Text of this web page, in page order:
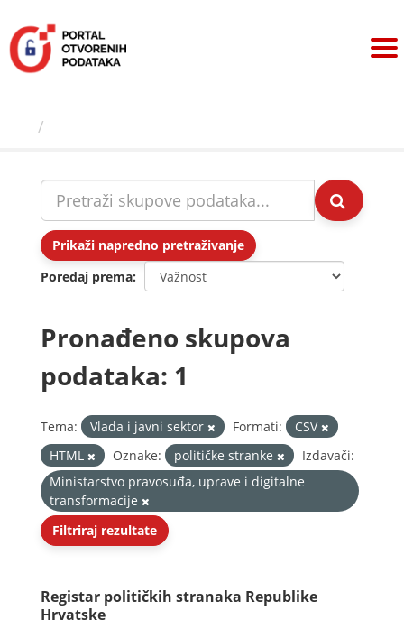
sadržaj
Prikaži napredno pretraživanje
Poredaj prema
Pronađeno skupova
podataka: 1
Tema: Vlada i javni sektor Formati:
CSV
HTML
Oznake: političke stranke
Izdavači:
Ministarstvo pravosuđa, uprave i digitalne
transformacije
Filtriraj rezultate
Registar političkih stranaka Republike
Hrvatske